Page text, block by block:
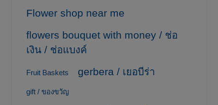
Flower shop near me
flowers bouquet with money / ช่อ
เงิน / ช่อแบงค์
Fruit Baskets gerbera / เยอบีร่า
gift / ของขวัญ